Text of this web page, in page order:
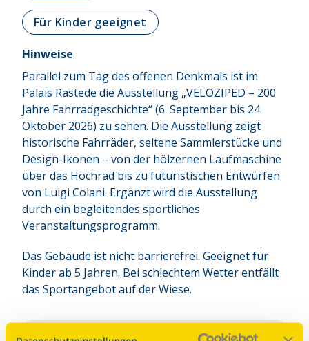
Für Kinder geeignet
Hinweise
Parallel zum Tag des offenen Denkmals ist im
Palais Rastede die Ausstellung „VELOZIPED – 200
Jahre Fahrradgeschichte“ (6. September bis 24.
Oktober 2026) zu sehen. Die Ausstellung zeigt
historische Fahrräder, seltene Sammlerstücke und
Design-Ikonen – von der hölzernen Laufmaschine
über das Hochrad bis zu futuristischen Entwürfen
von Luigi Colani. Ergänzt wird die Ausstellung
durch ein begleitendes sportliches
Veranstaltungsprogramm.
Das Gebäude ist nicht barrierefrei. Geeignet für
Kinder ab 5 Jahren. Bei schlechtem Wetter entfällt
das Sportangebot auf der Wiese.